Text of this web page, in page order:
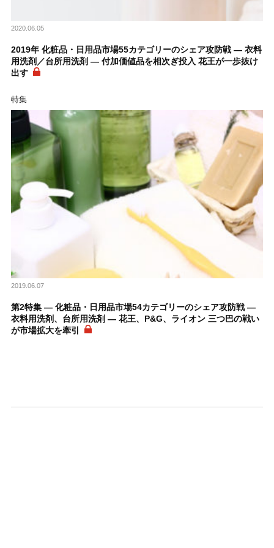
2020.06.05
2019年 化粧品・日用品市場55カテゴリーのシェア攻防戦 ― 衣料
用洗剤／台所用洗剤 ― 付加価値品を相次ぎ投入 花王が一歩抜け
出す
特集
2019.06.07
第2特集 ― 化粧品・日用品市場54カテゴリーのシェア攻防戦 ―
衣料用洗剤、台所用洗剤 ― 花王、P&G、ライオン 三つ巴の戦い
が市場拡大を牽引